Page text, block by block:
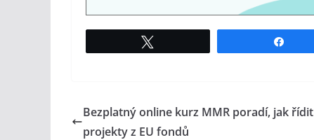
Bezplatný online kurz MMR poradí, jak řídit
projekty z EU fondů